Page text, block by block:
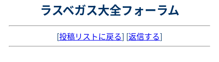
ラスベガス大全フォーラム
[投稿リストに戻る] [返信する]